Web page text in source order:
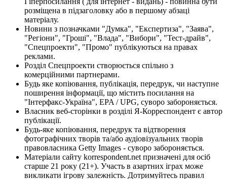
розміщена в підзаголовку або в першому абзаці
матеріалу.
Новини з позначками "Думка", "Експертиза", "Заява",
"Регіони", "Гроші", "Влада", "Вибори", "Тест-драйв",
"Спецпроекти", "Промо" публікуються на правах
реклами.
Розділ Спецпроекти створюється спільно з
комерційними партнерами.
Будь яке копіювання, публікація, передрук, чи наступне
поширення інформації, що містить посилання на
"Інтерфакс-Україна", EPA / UPG, суворо забороняється.
Власник веб-сторінки в розділі Я-Корреспондент є автор
публікації.
Будь-яке копіювання, передрук та відтворення
фотографічних творів та/або аудіовізуальних творів
правовласника Getty Images - суворо забороняється.
Матеріали сайту korrespondent.net призначені для осіб
старше 21 року (21+). Участь в азартних іграх може
викликати ігрову залежність. Дотримуйтесь правил